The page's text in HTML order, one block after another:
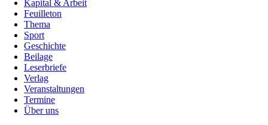
Kapital & Arbeit
Feuilleton
Thema
Sport
Geschichte
Beilage
Leserbriefe
Verlag
Veranstaltungen
Termine
Über uns